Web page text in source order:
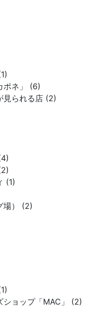
ポネ」 (6)
見られる店 (2)
(1)
場） (2)
ショップ「MAC」 (2)